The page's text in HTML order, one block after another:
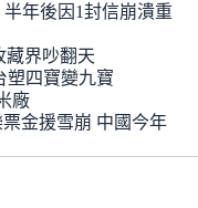
年後因1封信崩潰重
藏界吵翻天
塑四寶變九寶
廠
金援雪崩 中國今年